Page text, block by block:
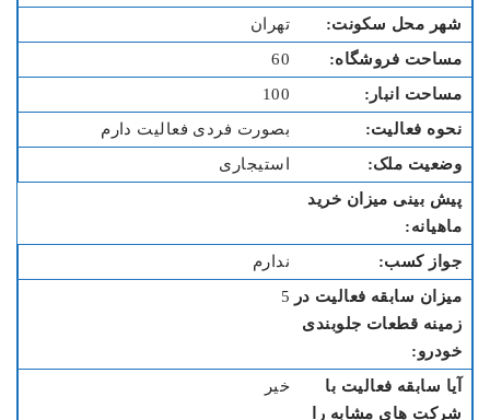
تهران
60
100
بصورت فردی فعالیت دارم
استیجاری
ندارم
5
خیر